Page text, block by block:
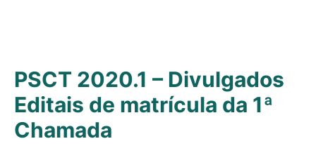
PSCT 2020.1 – Divulgados
Editais de matrícula da 1ª
Chamada